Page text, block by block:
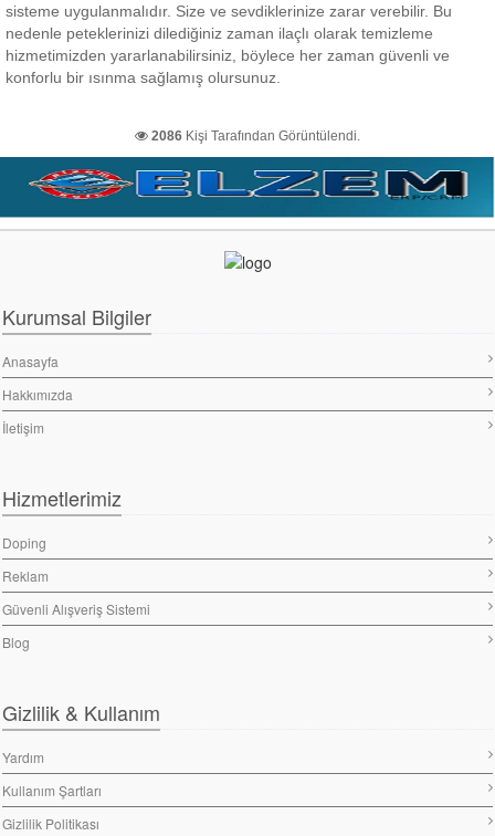
sisteme uygulanmalıdır. Size ve sevdiklerinize zarar verebilir. Bu
nedenle peteklerinizi dilediğiniz zaman ilaçlı olarak temizleme
hizmetimizden yararlanabilirsiniz, böylece her zaman güvenli ve
konforlu bir ısınma sağlamış olursunuz.
2086 Kişi Tarafından Görüntülendi.
Kurumsal Bilgiler
Anasayfa
Hakkımızda
İletişim
Hizmetlerimiz
Doping
Reklam
Güvenli Alışveriş Sistemi
Blog
Gizlilik & Kullanım
Yardım
Kullanım Şartları
Gizlilik Politikası